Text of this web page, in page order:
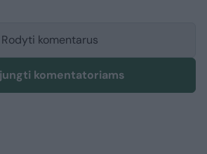
Rodyti komentarus
komentatoriams